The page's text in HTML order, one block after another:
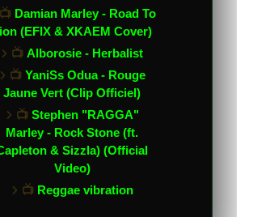
📺 Damian Marley - Road To
(EFIX & XKAEM Cover)
📺 Alborosie - Herbalist
📺 YaniSs Odua - Rouge
Jaune Vert (Clip Officiel)
📺 Stephen "RAGGA"
Marley - Rock Stone (ft.
& Sizzla) (Official
Video)
📺 Reggae vibration